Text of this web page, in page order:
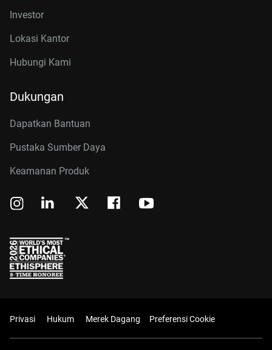
Investor
Lokasi Kantor
Hubungi Kami
Dukungan
Dapatkan Bantuan
Pustaka Sumber Daya
Keamanan Produk
Privasi Hukum Merek Dagang Preferensi Cookie